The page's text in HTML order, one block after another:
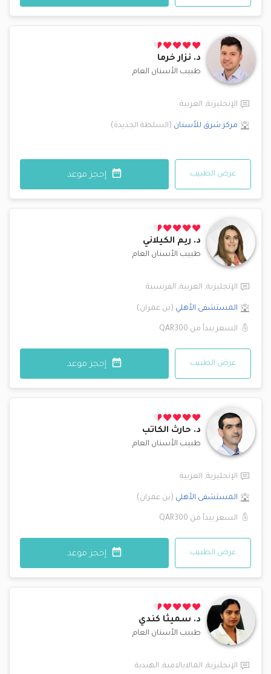
د. نزار خرما
طبيب الأسنان العام
الإنجليزية, العربية
مركز شرق للأسنان (السلطة الجديدة)
عرض الطبيب إحجز موعد
د. ريم الكيلاني
طبيب الأسنان العام
الإنجليزية, العربية, الفرنسية
المستشفى الأهلي (بن عمران)
السعر يبدأ من QAR300
عرض الطبيب إحجز موعد
د. حارث الكاتب
طبيب الأسنان العام
الإنجليزية, العربية
المستشفى الأهلي (بن عمران)
السعر يبدأ من QAR300
عرض الطبيب إحجز موعد
د. سميثا كندي
طبيب الأسنان العام
الإنجليزية, المالايالامية, الهندية